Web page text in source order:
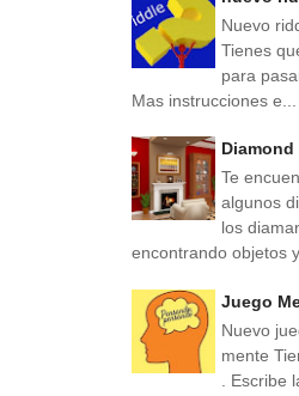
Nuevo
Tienes
para
Mas instrucciones e...
Te
algunos
los
encontrando objetos y
Juego
Nuevo
mente
.